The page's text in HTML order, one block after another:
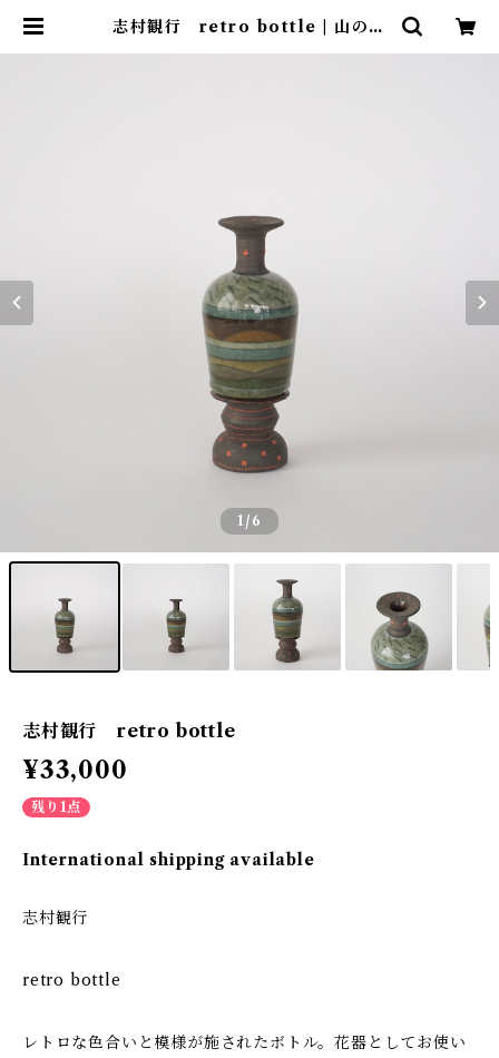
志村観行 retro bottle | 山の花
1/6
志村観行 retro bottle
¥33,000
残り1点
International shipping available
志村観行
retro bottle
レトロな色合いと模様が施されたボトル。花器としてお使い